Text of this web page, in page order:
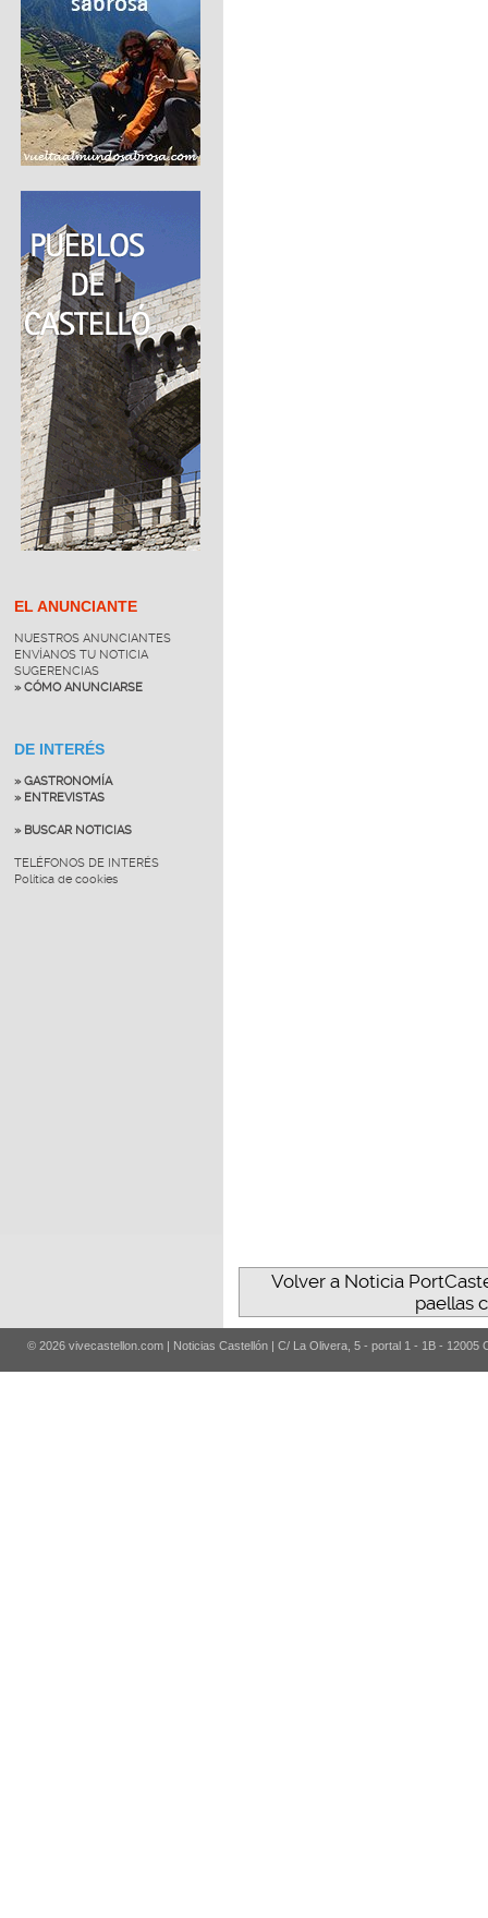
EL ANUNCIANTE
NUESTROS ANUNCIANTES
ENVÍANOS TU NOTICIA
SUGERENCIAS
» CÓMO ANUNCIARSE
DE INTERÉS
» GASTRONOMÍA
» ENTREVISTAS
» BUSCAR NOTICIAS
TELÉFONOS DE INTERÉS
Política de cookies
Volver a Noticia
paellas
© 2026 vivecastellon.com | Noticias Castellón | C/ La Olivera, 5 - portal 1 - 1B - 12005